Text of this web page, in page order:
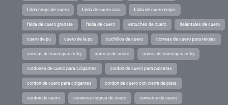
falda negra de cuero falda de cuero zara falda de cuero negra
falda de cuero granate falda de cuero estuches de cuero delantales de cuero
cuero de pu cuero de la pu cuchillos de cuero correas de cuero para relojes
correas de cuero para reloj correas de cuero correa de cuero para reloj
cordones de cuero para colgantes cordon de cuero para pulseras
cordon de cuero para colgantes cordon de cuero con cierre de plata
cordon de cuero converse negras de cuero converse de cuero